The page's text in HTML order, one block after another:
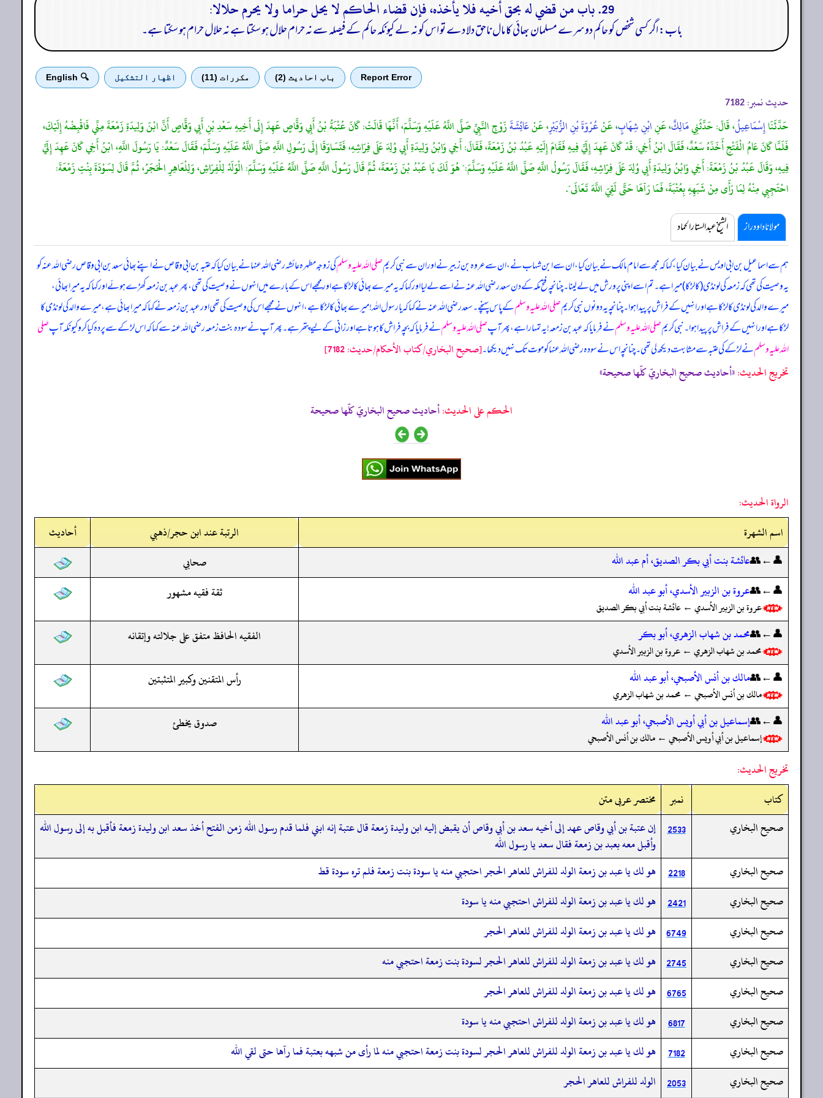
29. باب من قضي له بحق أخيه فلا يأخذه، فإن قضاء الحاكم لا يحل حراما ولا يحرم حلالا:
باب: اگر کسی شخص کو حاکم دوسرے مسلمان بھائی کا مال ناحق دلا دے تو اس کو نہ لے کیونکہ حاکم کے فیصلہ سے نہ حرام حلال ہو سکتا ہے نہ حلال حرام ہو سکتا ہے۔
Report Error باب احادیث (2) مكررات (11) اظهار التشكيل 🔍 English
حدیث نمبر: 7182
حَدَّثَنَاإِسْمَاعِيلُ، قَالَ: حَدَّثَنِيمَالِكٌ، عَنِابْنِ شِهَابٍ، عَنْعُرْوَةَ بْنِ الزُّبَيْرِ، عَنْعَائِشَةَزَوْجِ النَّبِيِّ صَلَّى اللَّهُ عَلَيْهِ وَسَلَّمَ، أَنَّهَا قَالَتْ: كَانَ عُتْبَةُ بْنُ أَبِي وَقَّاصٍ عَهِدَ إِلَى أَخِيهِ سَعْدِ بْنِ أَبِي وَقَّاصٍ أَنَّ ابْنَ وَلِيدَةِ زَمْعَةَ مِنِّي فَاقْبِضْهُ إِلَيْكَ،
فَلَمَّا كَانَ عَامُ الْفَتْحِ أَخَذَهُ سَعْدٌ، فَقَالَ ابْنُ أَخِي: قَدْ كَانَ عَهِدَ إِلَيَّ فِيهِ فَقَامَ إِلَيْهِ عَبْدُ بْنُ زَمْعَةَ، فَقَالَ: أَخِي وَابْنُ وَلِيدَةِ أَبِي وُلِدَ عَلَى فِرَاشِهِ، فَتَسَاوَقَا إِلَى رَسُولِ اللَّهِ صَلَّى اللَّهُ عَلَيْهِ وَسَلَّمَ، فَقَالَ سَعْدٌ: يَا رَسُولَ اللَّهِ، ابْنُ أَخِي كَانَ عَهِدَ إِلَيَّ
فِيهِ، وَقَالَ عَبْدُ بْنُ زَمْعَةَ: أَخِي وَابْنُ وَلِيدَةِ أَبِي وُلِدَ عَلَى فِرَاشِهِ، فَقَالَ رَسُولُ اللَّهِ صَلَّى اللَّهُ عَلَيْهِ وَسَلَّمَ:" هُوَ لَكَ يَا عَبْدُ بْنَ زَمْعَةَ، ثُمَّ قَالَ رَسُولُ اللَّهِ صَلَّى اللَّهُ عَلَيْهِ وَسَلَّمَ: الْوَلَدُ لِلْفِرَاشِ، وَلِلْعَاهِرِ الْحَجَرُ، ثُمَّ قَالَ لِسَوْدَةَ بِنْتِ زَمْعَةَ:
احْتَجِبِي مِنْهُ لِمَا رَأَى مِنْ شَبَهِهِ بِعُتْبَةَ، فَمَا رَآهَا حَتَّى لَقِيَ اللَّهَ تَعَالَى".
مولانا داود راز الشیخ عبدالستار الحماد
ہم سے اسماعیل بن ابی اویس نے بیان کیا، کہا کہ مجھ سے امام مالک نے بیان کیا، ان سے ابن شہاب نے، ان سے عروہ بن زبیر نے اور ان سے نبی کریمصلی اللہ علیہ وسلمکی زوجہ مطہرہ عائشہ رضی اللہ عنہا نے بیان کیا کہعتبہ بن ابی وقاص نے اپنے بھائی سعد بن ابی وقاص رضی اللہ عنہ کو
یہ وصیت کی تھی کہ زمعہ کی لونڈی (کا لڑکا) میرا ہے۔ تم اسے اپنی پرورش میں لے لینا۔ چنانچہ فتح مکہ کے دن سعد رضی اللہ عنہ نے اسے لے لیا اور کہا کہ یہ میرے بھائی کا لڑکا ہے اور مجھے اس کے بارے میں انہوں نے وصیت کی تھی، پھر عبد بن زمعہ کھڑے ہوئے اور کہا کہ یہ میرا بھائی،
میرے والد کی لونڈی کا لڑکا ہے اور انہیں کے فراش پر پیدا ہوا۔ چنانچہ یہ دونوں نبی کریمصلی اللہ علیہ وسلمکے پاس پہنچے۔ سعد رضی اللہ عنہ نے کہا کہ یا رسول اللہ! میرے بھائی کا لڑکا ہے، انہوں نے مجھے اس کی وصیت کی تھی اور عبد بن زمعہ نے کہا کہ میرا بھائی ہے، میرے والد کی لونڈی کا
لڑکا ہے اور انہیں کے فراش پر پیدا ہوا۔ نبی کریمصلی اللہ علیہ وسلمنے فرمایا کہ عبد بن زمعہ! یہ تمہارا ہے، پھر آپصلی اللہ علیہ وسلمنے فرمایا کہ بچہ فراش کا ہوتا ہے اور زانی کے لیے پتھر ہے۔ پھر آپ نے سودہ بنت زمعہ رضی اللہ عنہ سے کہا کہ اس لڑکے سے پردہ کیا کرو کیونکہ آپصلی
اللہ علیہ وسلمنے لڑکے کی عتبہ سے مشابہت دیکھ لی تھی۔ چنانچہ اس نے سودہ رضی اللہ عنہا کو موت تک نہیں دیکھا۔[صحيح البخاري/كتاب الأحكام/حدیث: 7182]
تخریج الحدیث:«أحاديث صحيح البخاريّ كلّها صحيحة»
الحكم على الحديث:أحاديث صحيح البخاريّ كلّها صحيحة
الرواة الحديث:
اسم الشهرة
الرتبة عند ابن حجر/ذهبي
أحاديث
👤←👥عائشة بنت أبي بكر الصديق، أم عبد الله
صحابي
👤←👥عروة بن الزبير الأسدي، أبو عبد الله
عروة بن الزبير الأسدي ← عائشة بنت أبي بكر الصديق
ثقة فقيه مشهور
👤←👥محمد بن شهاب الزهري، أبو بكر
محمد بن شهاب الزهري ← عروة بن الزبير الأسدي
الفقيه الحافظ متفق على جلالته وإتقانه
👤←👥مالك بن أنس الأصبحي، أبو عبد الله
مالك بن أنس الأصبحي ← محمد بن شهاب الزهري
رأس المتقنين وكبير المتثبتين
👤←👥إسماعيل بن أبي أويس الأصبحي، أبو عبد الله
إسماعيل بن أبي أويس الأصبحي ← مالك بن أنس الأصبحي
صدوق يخطئ
تخريج الحديث:
کتاب
نمبر
مختصر عربی متن
صحيح البخاري
2533 إن عتبة بن أبي وقاص عهد إلى أخيه سعد بن أبي وقاص أن يقبض إليه ابن وليدة زمعة قال عتبة إنه ابني فلما قدم رسول الله زمن الفتح أخذ سعد ابن وليدة زمعة فأقبل به إلى رسول الله
وأقبل معه بعبد بن زمعة فقال سعد يا رسول الله
صحيح البخاري
2218
هو لك يا عبد بن زمعة الولد للفراش للعاهر الحجر احتجبي منه يا سودة بنت زمعة فلم تره سودة قط
صحيح البخاري
2421 هو لك يا عبد بن زمعة الولد للفراش احتجبي منه يا سودة
صحيح البخاري
6749 هو لك يا عبد بن زمعة الولد للفراش للعاهر الحجر
صحيح البخاري
2745 هو لك يا عبد بن زمعة الولد للفراش للعاهر الحجر لسودة بنت زمعة احتجبي منه
صحيح البخاري
6765 هو لك يا عبد بن زمعة الولد للفراش للعاهر الحجر
صحيح البخاري
6817
هو لك يا عبد بن زمعة الولد للفراش احتجبي منه يا سودة
صحيح البخاري
7182
هو لك يا عبد بن زمعة الولد للفراش للعاهر الحجر لسودة بنت زمعة احتجبي منه لما رأى من شبهه بعتبة فما رآها حتى لقي الله
صحيح البخاري
2053 الولد للفراش للعاهر الحجر